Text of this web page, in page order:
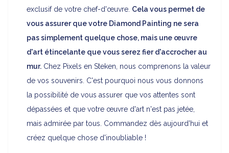
exclusif de votre chef-d'œuvre. Cela vous permet de
vous assurer que votre Diamond Painting ne sera
pas simplement quelque chose, mais une œuvre
d'art étincelante que vous serez fier d'accrocher au
mur. Chez Pixels en Steken, nous comprenons la valeur
de vos souvenirs. C'est pourquoi nous vous donnons
la possibilité de vous assurer que vos attentes sont
dépassées et que votre œuvre d'art n'est pas jetée,
mais admirée par tous. Commandez dès aujourd'hui et
créez quelque chose d'inoubliable !